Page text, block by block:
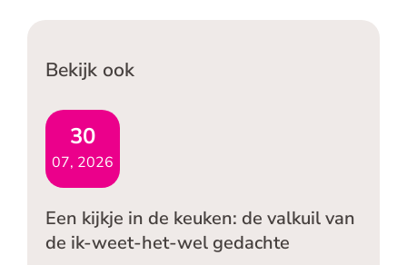
Bekijk ook
30
07, 2026
Een kijkje in de keuken: de valkuil van
de ik-weet-het-wel gedachte